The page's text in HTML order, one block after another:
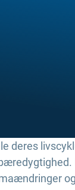
deres